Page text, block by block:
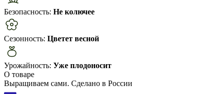
Безопасность: Не колючее
Сезонность: Цветет весной
Урожайность: Уже плодоносит
О товаре
Выращиваем сами. Сделано в России